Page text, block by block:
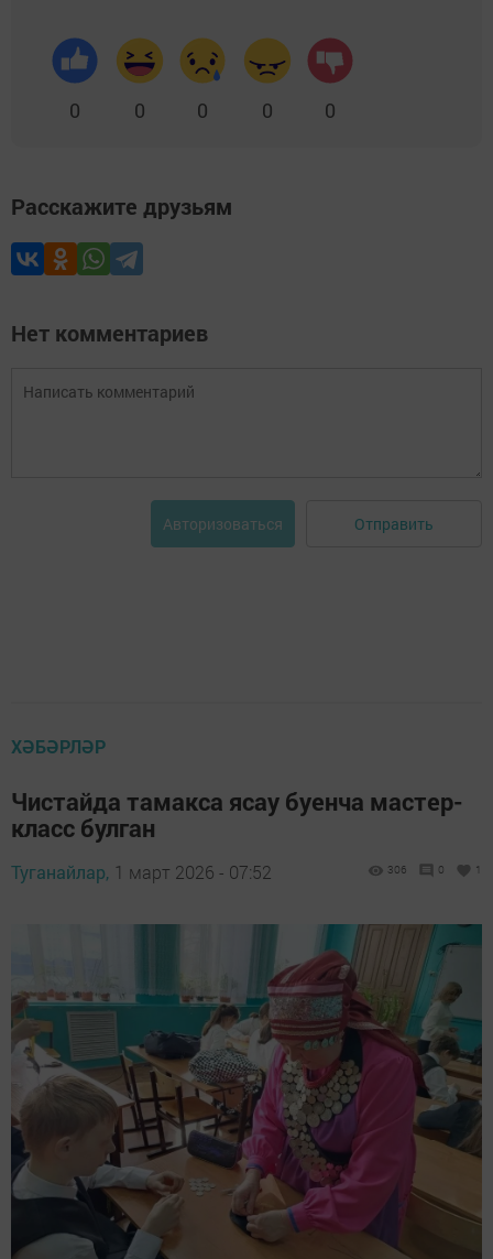
0 0 0 0 0
Расскажите друзьям
Нет комментариев
Авторизоваться Отправить
ХӘБӘРЛӘР
Чистайда тамакса ясау буенча мастер-
класс булган
Туганайлар, 1 март 2026 - 07:52 306 0 1